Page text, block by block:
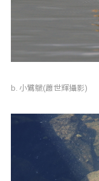
b. 小鷿鷈(蕭世輝攝影)